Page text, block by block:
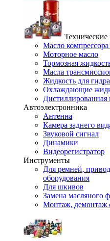
Технические
Масло
Моторное масло
Тормозная
Масла
Жидкость для
Охлаждающие
Дистиллированная
Автоэлектронника
Антенна
Камера заднего
Звуковой сигнал
Динамики
Видеорегистратор
Инструменты
Для ремней,
оборудования
Для шкивов
Замена масляного
Монтаж, демонтаж